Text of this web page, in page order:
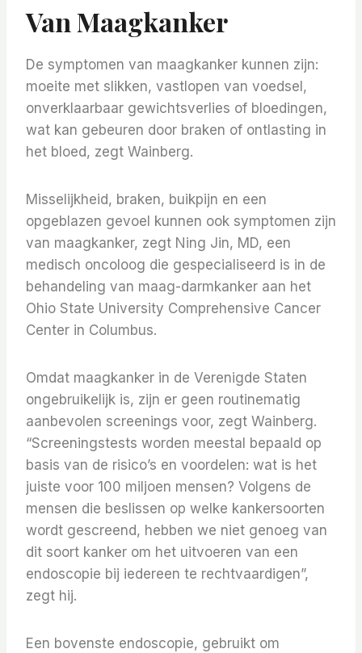
Van Maagkanker
De symptomen van maagkanker kunnen zijn:
moeite met slikken, vastlopen van voedsel,
onverklaarbaar gewichtsverlies of bloedingen,
wat kan gebeuren door braken of ontlasting in
het bloed, zegt Wainberg.
Misselijkheid, braken, buikpijn en een
opgeblazen gevoel kunnen ook symptomen zijn
van maagkanker, zegt Ning Jin, MD, een
medisch oncoloog die gespecialiseerd is in de
behandeling van maag-darmkanker aan het
Ohio State University Comprehensive Cancer
Center in Columbus.
Omdat maagkanker in de Verenigde Staten
ongebruikelijk is, zijn er geen routinematig
aanbevolen screenings voor, zegt Wainberg.
“Screeningstests worden meestal bepaald op
basis van de risico’s en voordelen: wat is het
juiste voor 100 miljoen mensen? Volgens de
mensen die beslissen op welke kankersoorten
wordt gescreend, hebben we niet genoeg van
dit soort kanker om het uitvoeren van een
endoscopie bij iedereen te rechtvaardigen”,
zegt hij.
Een bovenste endoscopie, gebruikt om